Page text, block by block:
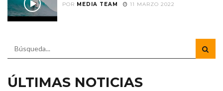
POR MEDIA TEAM 11 MARZO 2022
ÚLTIMAS NOTICIAS